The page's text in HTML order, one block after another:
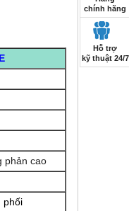
phản cao
phối
chính hãng
Hỗ trợ
kỹ thuật 24/7